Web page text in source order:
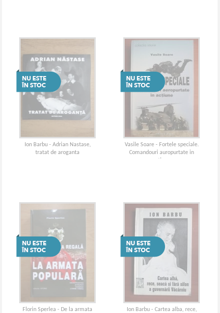
Ion Barbu - Adrian Nastase,
tratat de aroganta
Vasile Soare - Fortele speciale.
Comandouri auropurtate in
actiune
Florin Sperlea - De la armata
Ion Barbu - Cartea alba, rece,